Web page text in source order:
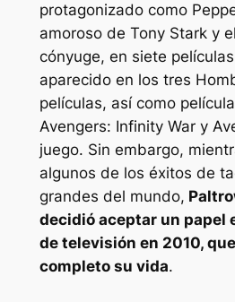
protagonizado como
amoroso de Tony Stark y
cónyuge, en siete
aparecido en los tres
películas, así como
Avengers: Infinity Wary
juego. Sin embargo,
algunos de los éxitos de
grandes del mundo,
decidió aceptar un papel
de televisión en 2010,
completo su vida.